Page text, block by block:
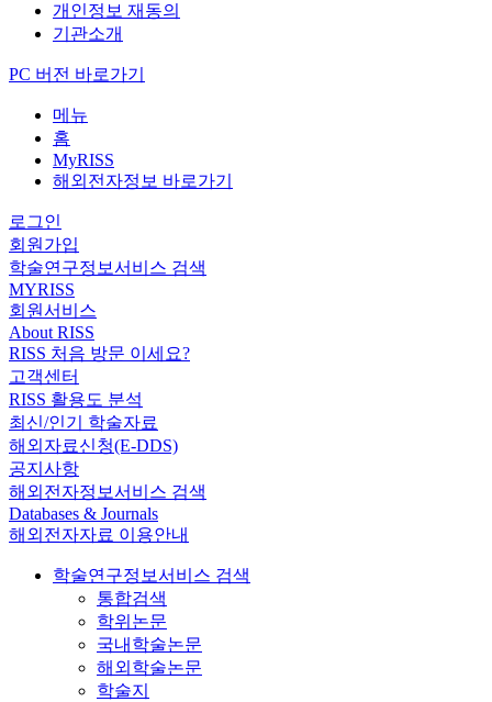
개인정보 재동의
기관소개
PC 버전 바로가기
메뉴
홈
MyRISS
해외전자정보 바로가기
로그인
회원가입
학술연구정보서비스 검색
MYRISS
회원서비스
About RISS
RISS 처음 방문 이세요?
고객센터
RISS 활용도 분석
최신/인기 학술자료
해외자료신청(E-DDS)
공지사항
해외전자정보서비스 검색
Databases & Journals
해외전자자료 이용안내
학술연구정보서비스 검색
통합검색
학위논문
국내학술논문
해외학술논문
학술지